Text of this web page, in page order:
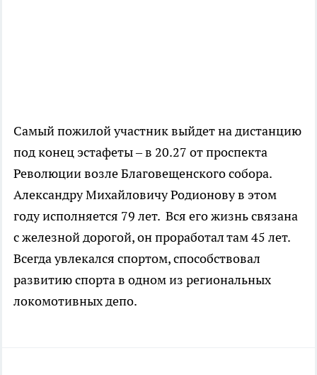
Самый пожилой участник выйдет на дистанцию
под конец эстафеты – в 20.27 от проспекта
Революции возле Благовещенского собора.
Александру Михайловичу Родионову в этом
году исполняется 79 лет. Вся его жизнь связана
с железной дорогой, он проработал там 45 лет.
Всегда увлекался спортом, способствовал
развитию спорта в одном из региональных
локомотивных депо.